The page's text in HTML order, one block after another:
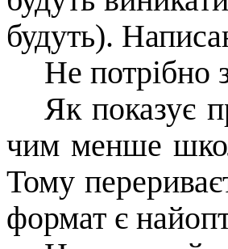
будуть).
Не потрібно
Як показує
чим менше
Тому
формат є